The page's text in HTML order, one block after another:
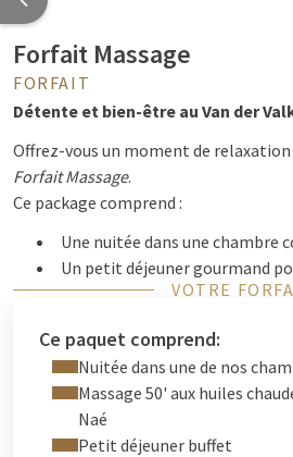
Forfait Massage
FORFAIT
Détente et bien-être au Van der
Offrez-vous un moment de
Forfait Massage.
Ce package comprend :
Une nuitée dans une
Un petit déjeuner gourmand
journée
apaiser corps et esprit
Que ce soit pour une escapade bien-
pause bien mérité, profitez d’un
sont au rendez-vous.
VOTRE
Ce paquet comprend:
Nuitée dans une de nos
Massage 50' aux huiles
Naé
Petit déjeuner buffet